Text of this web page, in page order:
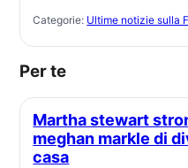
Categorie: Ultime notizie sulla
Per te
Martha stewart stronca il tentativo di
meghan markle di
casa